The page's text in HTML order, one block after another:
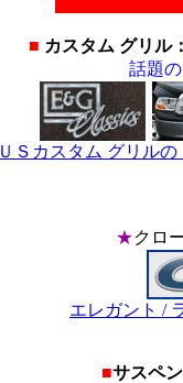
■ カスタム グリル
話題
ＵＳカスタム グリル
★クロ
エレガント /
■サスペ